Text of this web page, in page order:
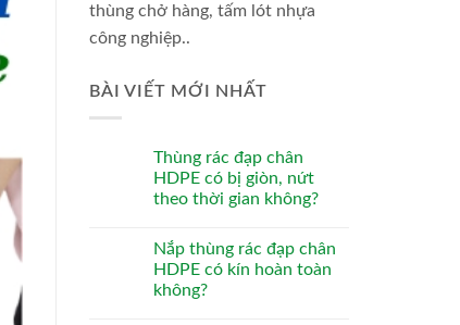
thùng chở hàng, tấm lót nhựa
công nghiệp..
BÀI VIẾT MỚI NHẤT
Thùng rác đạp chân
HDPE có bị giòn, nứt
theo thời gian không?
Nắp thùng rác đạp chân
HDPE có kín hoàn toàn
không?